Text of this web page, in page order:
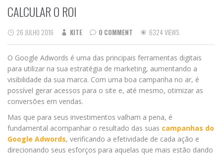
CALCULAR O ROI
26 JULHO 2016 KITE 0 COMMENT 6324 VIEWS
O Google Adwords é uma das principais ferramentas digitais
para utilizar na sua estratégia de marketing, aumentando a
visibilidade da sua marca. Com uma boa campanha no ar, é
possível gerar acessos para o site e, até mesmo, otimizar as
conversões em vendas.
Mas que para seus investimentos valham a pena, é
fundamental acompanhar o resultado das suas campanhas do
Google Adwords, verificando a efetividade de cada ação e
direcionando seus esforços para aquelas que mais estão dando